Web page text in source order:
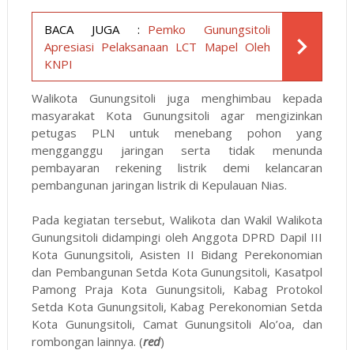
BACA JUGA : Pemko Gunungsitoli
Apresiasi Pelaksanaan LCT Mapel Oleh
KNPI
Walikota Gunungsitoli juga menghimbau kepada
masyarakat Kota Gunungsitoli agar mengizinkan
petugas PLN untuk menebang pohon yang
mengganggu jaringan serta tidak menunda
pembayaran rekening listrik demi kelancaran
pembangunan jaringan listrik di Kepulauan Nias.
Pada kegiatan tersebut, Walikota dan Wakil Walikota
Gunungsitoli didampingi oleh Anggota DPRD Dapil III
Kota Gunungsitoli, Asisten II Bidang Perekonomian
dan Pembangunan Setda Kota Gunungsitoli, Kasatpol
Pamong Praja Kota Gunungsitoli, Kabag Protokol
Setda Kota Gunungsitoli, Kabag Perekonomian Setda
Kota Gunungsitoli, Camat Gunungsitoli Alo’oa, dan
rombongan lainnya. (red)